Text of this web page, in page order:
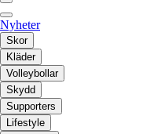
Nyheter
Skor
Kläder
Volleybollar
Skydd
Supporters
Lifestyle